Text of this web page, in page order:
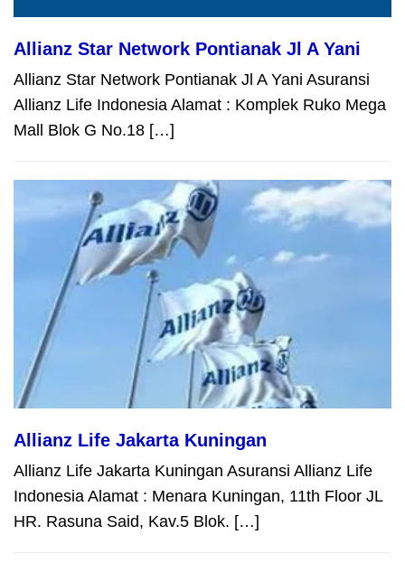
Allianz Star Network Pontianak Jl A Yani
Allianz Star Network Pontianak Jl A Yani Asuransi
Allianz Life Indonesia Alamat : Komplek Ruko Mega
Mall Blok G No.18 […]
Allianz Life Jakarta Kuningan
Allianz Life Jakarta Kuningan Asuransi Allianz Life
Indonesia Alamat : Menara Kuningan, 11th Floor JL
HR. Rasuna Said, Kav.5 Blok. […]